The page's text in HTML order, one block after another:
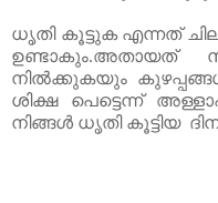
ധൃതി കൂട്ടുക എന്നത്
ഉണ്ടാകും.അതായത്
നിൽക്കുകയും
ശിക്ഷ പെട്ടെന്ന്
നിങ്ങൾ ധൃതി കൂട്ടിയ